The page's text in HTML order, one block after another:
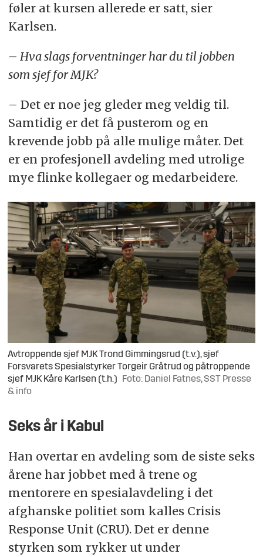
føler at kursen allerede er satt, sier
Karlsen.
– Hva slags forventninger har du til jobben
som sjef for MJK?
– Det er noe jeg gleder meg veldig til.
Samtidig er det få pusterom og en
krevende jobb på alle mulige måter. Det
er en profesjonell avdeling med utrolige
mye flinke kollegaer og medarbeidere.
Avtroppende sjef MJK Trond Gimmingsrud (t.v.), sjef
Forsvarets Spesialstyrker Torgeir Gråtrud og påtroppende
sjef MJK Kåre Karlsen (t.h.)
Foto: Daniel Fatnes, SST Presse
& info
Seks år i Kabul
Han overtar en avdeling som de siste seks
årene har jobbet med å trene og
mentorere en spesialavdeling i det
afghanske politiet som kalles Crisis
Response Unit (CRU). Det er denne
styrken som rykker ut under